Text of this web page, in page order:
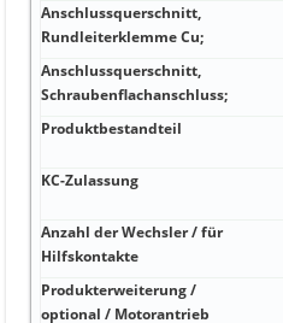
Anschlussquerschnitt,
Rundleiterklemme Cu;
Anschlussquerschnitt,
Schraubenflachanschluss;
Produktbestandteil
KC-Zulassung
Anzahl der Wechsler / für
Hilfskontakte
Produkterweiterung /
optional / Motorantrieb